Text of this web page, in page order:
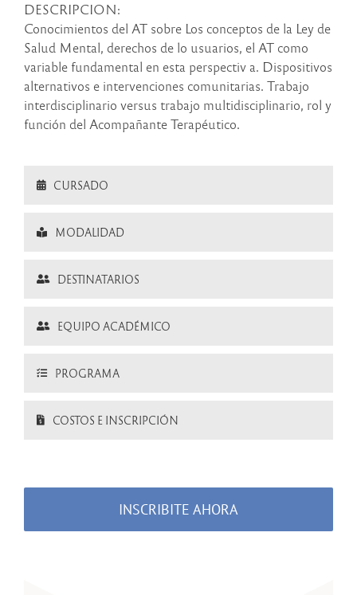
DESCRIPCION:
Conocimientos del AT sobre Los conceptos de la Ley de
Salud Mental, derechos de lo usuarios, el AT como
variable fundamental en esta perspectiv a. Dispositivos
alternativos e intervenciones comunitarias. Trabajo
interdisciplinario versus trabajo multidisciplinario, rol y
función del Acompañante Terapéutico.
CURSADO
MODALIDAD
DESTINATARIOS
EQUIPO ACADÉMICO
PROGRAMA
COSTOS E INSCRIPCIÓN
INSCRIBITE AHORA